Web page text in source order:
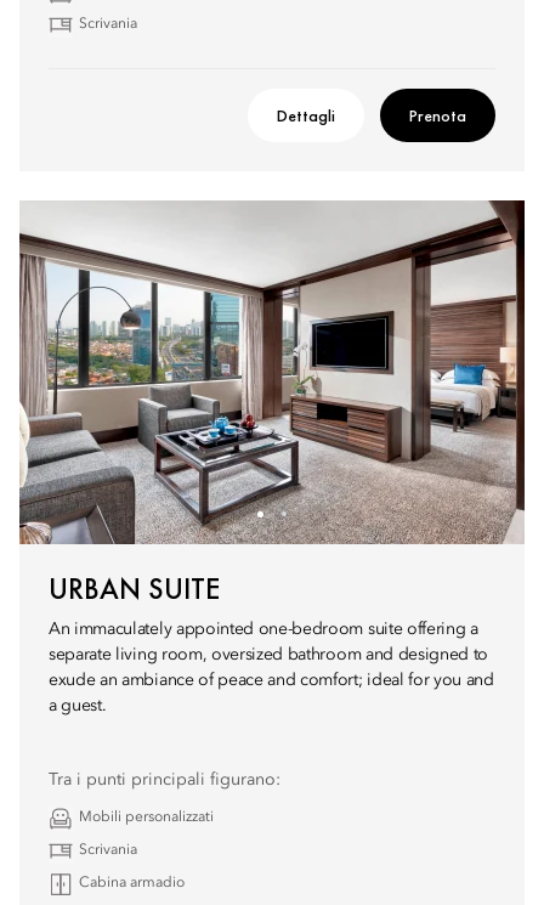
Scrivania
Dettagli Prenota
URBAN SUITE
An immaculately appointed one-bedroom suite offering a
separate living room, oversized bathroom and designed to
exude an ambiance of peace and comfort; ideal for you and
a guest.
Tra i punti principali figurano:
Mobili personalizzati
Scrivania
Cabina armadio